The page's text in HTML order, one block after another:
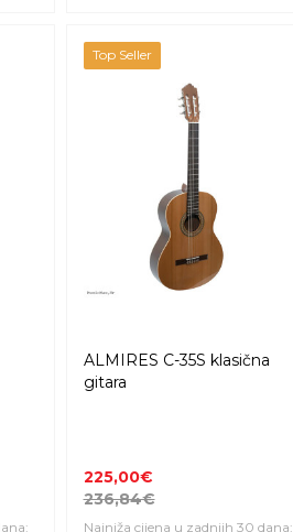
Top Seller
ALMIRES C-35S klasična
gitara
225,00€
236,84€
Najniža cijena u zadnjih 30 dana: